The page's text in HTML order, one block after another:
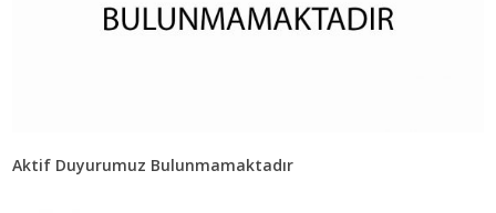
Aktif Duyurumuz Bulunmamaktadır